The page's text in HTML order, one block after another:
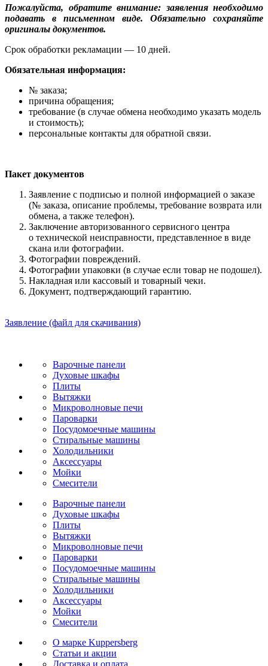
Пожалуйста, обратите внимание: заявления необходимо
подавать в письменном виде. Обязательно сохраняйте
оригиналы документов.
Срок обработки рекламации — 10 дней.
Обязательная информация:
№ заказа;
причина обращения;
требование (в случае обмена необходимо указать модель
и стоимость);
персональные контакты для обратной связи.
Пакет документов
Заявление с подписью и полной информацией о заказе
(№ заказа, описание проблемы, требование возврата или
обмена, а также телефон).
Заключение авторизованного сервисного центра
о технической неисправности, представленное в виде
скана или фотографии.
Фотографии повреждений.
Фотографии упаковки (в случае если товар не подошел).
Накладная или кассовый и товарный чеки.
Документ, подтверждающий гарантию.
Заявление (файл для скачивания)
Варочные панели
Духовые шкафы
Плиты
Вытяжки
Микроволновые печи
Пароварки
Посудомоечные машины
Стиральные машины
Холодильники
Аксессуары
Мойки
Cмесители
Варочные панели
Духовые шкафы
Плиты
Вытяжки
Микроволновые печи
Пароварки
Посудомоечные машины
Стиральные машины
Холодильники
Аксессуары
Мойки
Cмесители
О марке Kuppersberg
Статьи и акции